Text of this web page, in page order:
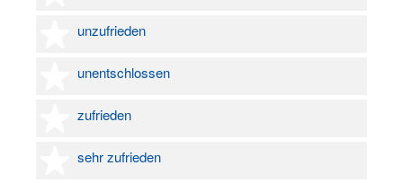
unzufrieden
2 Sterne
unentschlossen
3 Sterne
zufrieden
4 Sterne
sehr zufrieden
5 Sterne